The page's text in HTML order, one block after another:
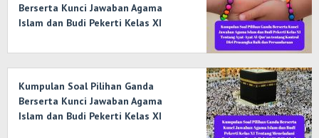
Berserta Kunci Jawaban Agama
Islam dan Budi Pekerti Kelas XI
tentang Kontrol Diri Prasangka Baik
dan Persaudaraan
Kumpulan Soal Pilihan Ganda
Berserta Kunci Jawaban Agama
Islam dan Budi Pekerti Kelas XI